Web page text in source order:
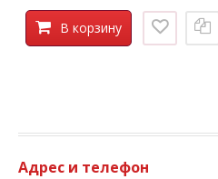
В корзину
Адрес и телефон